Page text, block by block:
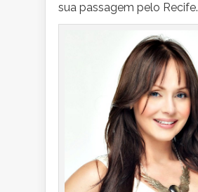
sua passagem pelo Recife.